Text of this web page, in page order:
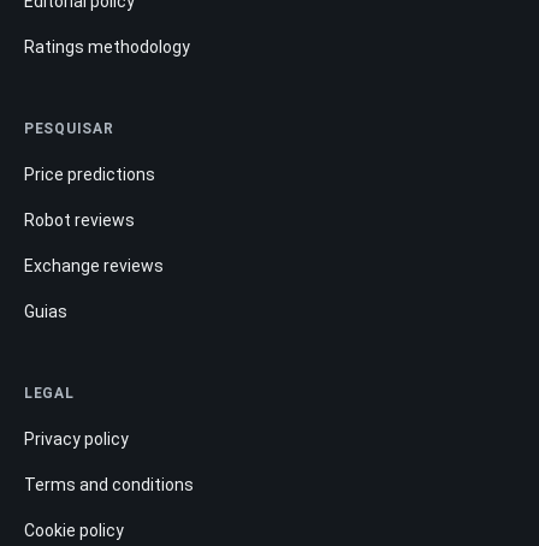
Ratings methodology
PESQUISAR
Price predictions
Robot reviews
Exchange reviews
Guias
LEGAL
Privacy policy
Terms and conditions
Cookie policy